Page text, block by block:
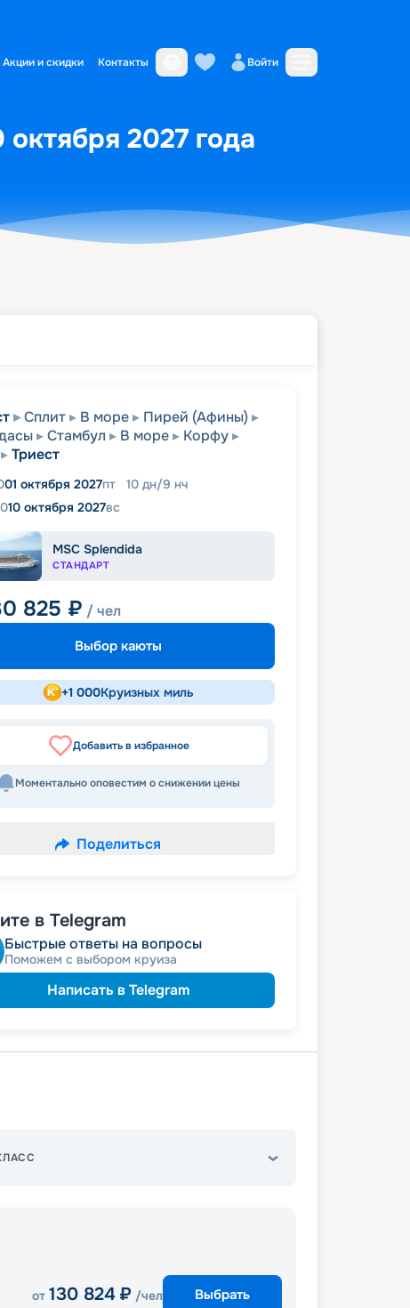
Акции и скидки Контакты Войти
2027 года
Сплит В море
Пирей (Афины)
Стамбул В море
Корфу
Триест
01 октября 2027пт 10 дн/9 нч
10 октября 2027вс
MSC Splendida
СТАНДАРТ
825 ₽ / чел
Выбор каюты
+1 000Круизных миль
Добавить в избранное
Моментально оповестим о снижении цены
Поделиться
в Telegram
Быстрые ответы на вопросы
Поможем с выбором круиза
Написать в Telegram
от 130 824 ₽ /чел Выбрать